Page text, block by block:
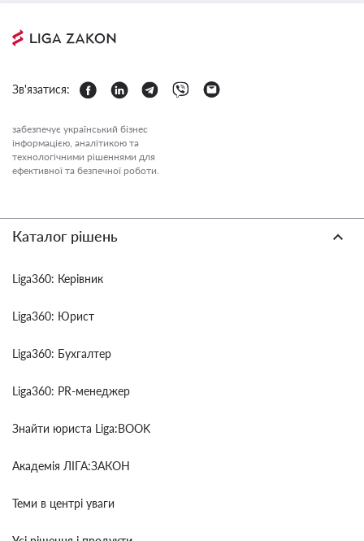
Зв'язатися:
забезпечує український бізнес
інформацією, аналітикою та
технологічними рішеннями для
ефективної та безпечної роботи.
Каталог рішень
Liga360: Керівник
Liga360: Юрист
Liga360: Бухгалтер
Liga360: PR-менеджер
Знайти юриста Liga:BOOK
Академія ЛІГА:ЗАКОН
Теми в центрі уваги